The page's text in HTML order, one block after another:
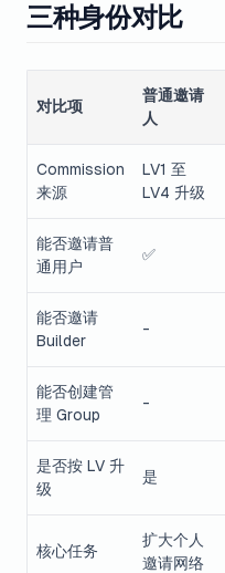
三种身份对比
对比项
普通邀请
人
Commission
来源
LV1 至
LV4 升级
能否邀请普
通用户
✅
能否邀请
Builder
-
能否创建管
理 Group
-
是否按 LV 升
级
是
核心任务
扩大个人
邀请网络